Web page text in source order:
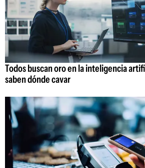
Todos buscan oro en la inteligencia
saben dónde cavar